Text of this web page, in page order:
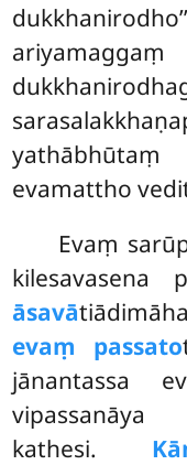
evamattho
Evaṃ
kilesavasena
āsavā
evaṃ passato
jānantassa
kathesi.